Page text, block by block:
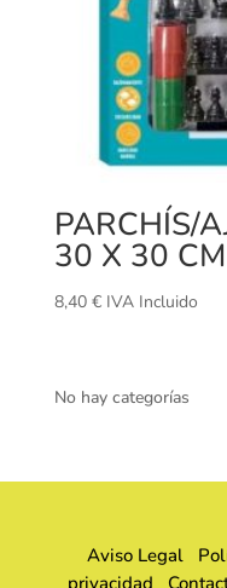
PARCHÍS/
30 X 30 CM
8,40 € IVA Incluido
No hay categorías
Aviso Legal
privacidad